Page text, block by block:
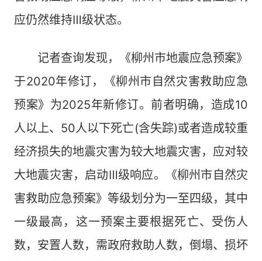
应仍然维持Ⅲ级状态。
记者查询发现，《柳州市地震应急预案》
于2020年修订，《柳州市自然灾害救助应急
预案》为2025年新修订。前者明确，造成10
人以上、50人以下死亡(含失踪)或者造成较重
经济损失的地震灾害为较大地震灾害，应对较
大地震灾害，启动Ⅲ级响应。《柳州市自然灾
害救助应急预案》等级划分为一至四级，其中
一级最高，这一预案主要根据死亡、受伤人
数，安置人数，需政府救助人数，倒塌、损坏